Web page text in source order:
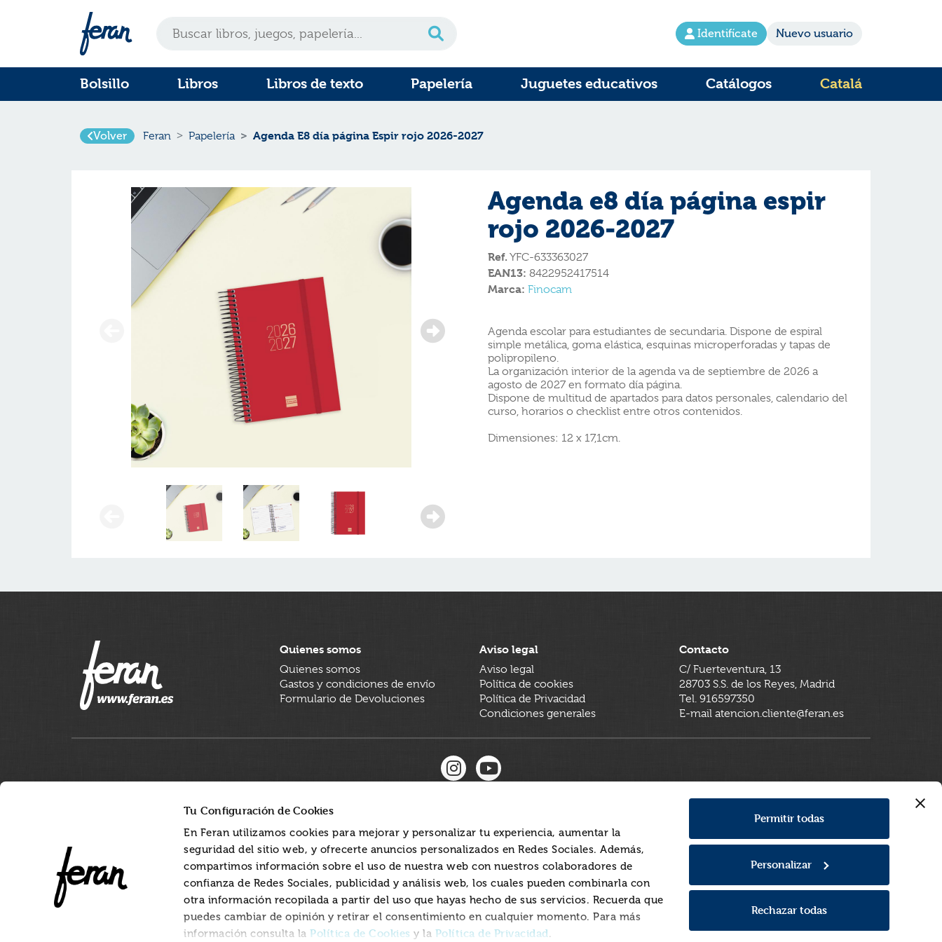
Tu Configuración de Cookies
En Feran utilizamos cookies para mejorar y personalizar tu experiencia, aumentar la
seguridad del sitio web, y ofrecerte anuncios personalizados en Redes Sociales. Además,
compartimos información sobre el uso de nuestra web con nuestros colaboradores de
confianza de Redes Sociales, publicidad y análisis web, los cuales pueden combinarla con
otra información recopilada a partir del uso que hayas hecho de sus servicios. Recuerda que
puedes cambiar de opinión y retirar el consentimiento en cualquier momento. Para más
información consulta laPolítica de Cookies y la Política de Privacidad.
Permitir todas
Personalizar
Rechazar todas
Identifícate Nuevo usuario
Bolsillo Libros Libros de texto Papelería Juguetes educativos Catálogos Catalá
Volver Feran Papelería Agenda E8 día página Espir rojo 2026-2027
Agenda e8 día página espir
rojo 2026-2027
Ref. YFC-633363027
EAN13: 8422952417514
Marca: Finocam
Agenda escolar para estudiantes de secundaria. Dispone de espiral
simple metálica, goma elástica, esquinas microperforadas y tapas de
polipropileno.
La organización interior de la agenda va de septiembre de 2026 a
agosto de 2027 en formato día página.
Dispone de multitud de apartados para datos personales, calendario del
curso, horarios o checklist entre otros contenidos.
Dimensiones: 12 x 17,1cm.
Quienes somos
Quienes somos
Gastos y condiciones de envío
Formulario de Devoluciones
Aviso legal
Aviso legal
Política de cookies
Política de Privacidad
Condiciones generales
Contacto
C/ Fuerteventura, 13
28703 S.S. de los Reyes, Madrid
Tel. 916597350
E-mail atencion.cliente@feran.es